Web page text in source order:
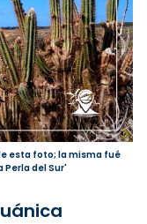
esta foto; la misma fué
Perla del Sur'